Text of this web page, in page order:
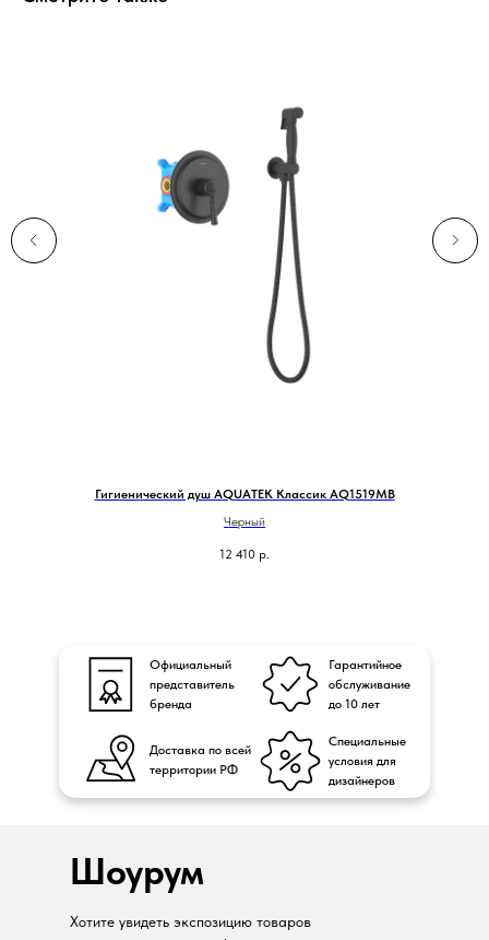
Гигиенический душ AQUATEK Классик AQ1519MB
Черный
12 410 р.
Официальный
представитель
бренда
Доставка по всей
территории РФ
Гарантийное
обслуживание
до 10 лет
Специальные
условия для
дизайнеров
Шоурум
Хотите увидеть экспозицию товаров